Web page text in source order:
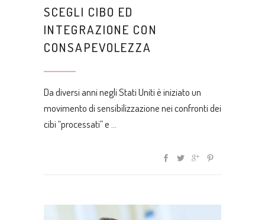
SCEGLI CIBO ED
INTEGRAZIONE CON
CONSAPEVOLEZZA
Da diversi anni negli Stati Uniti è iniziato un
movimento di sensibilizzazione nei confronti dei
cibi “processati” e